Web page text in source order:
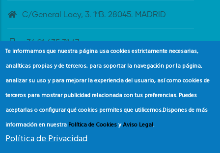
C/General Lacy, 3. 1ºB. 28045. MADRID
+34 91 435 31 47
banderaazul@adeac.es
Te informamos que nuestra página usa cookies estrictamente necesarias,
analíticas propias y de terceros, para soportar la navegación por la página,
analizar su uso y para mejorar la experiencia del usuario, así como cookies de
terceros para mostrar publicidad relacionada con tus preferencias. Puedes
aceptarlas o configurar qué cookies permites que utilicemos.Dispones de más
información en nuestra Política de CookiesyAviso Legal.
Política de Privacidad